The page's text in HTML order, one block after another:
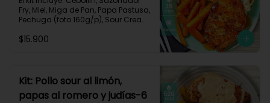
Fry, Miel, Miga de Pan, Papa Pastusa,
Pechuga (foto 160g/p), Sour Cream,
$15.900
Kit: Pollo sour al limón,
papas al romero y judías-6